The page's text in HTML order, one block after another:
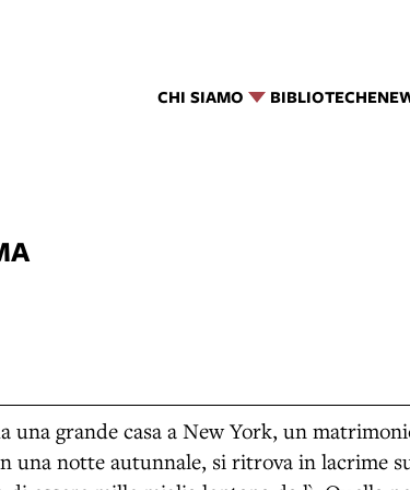
CHI SIAMO BIBLIOTECHE
una grande casa a New York, un
una notte autunnale, si ritrova in lacrime